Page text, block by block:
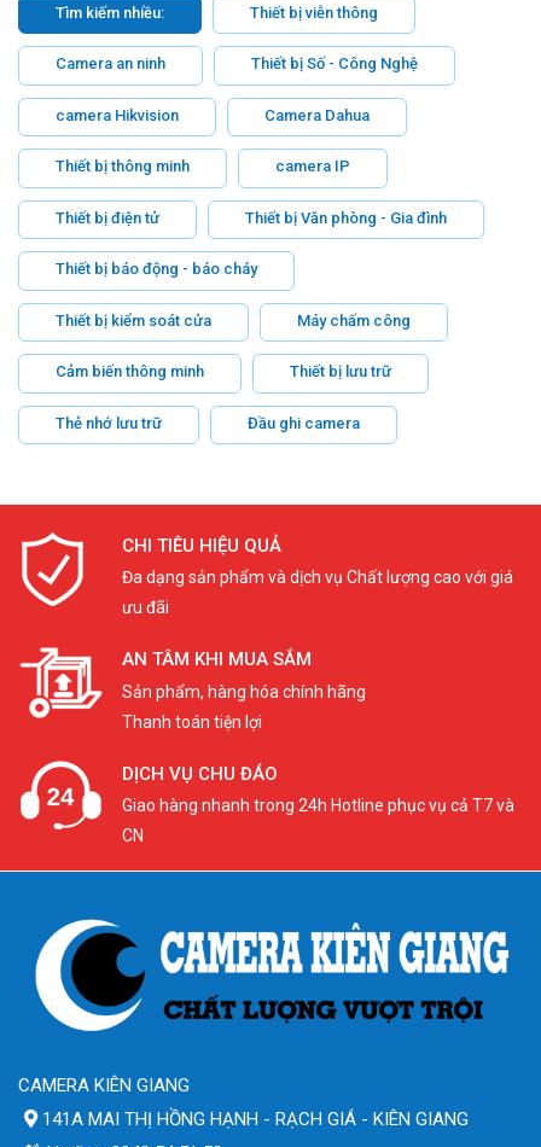
Tìm kiếm nhiều: Thiết bị viễn thông
Camera an ninh Thiết bị Số - Công Nghệ
camera Hikvision Camera Dahua
Thiết bị thông minh camera IP
Thiết bị điện tử Thiết bị Văn phòng - Gia đình
Thiết bị báo động - báo cháy
Thiết bị kiểm soát cửa Máy chấm công
Cảm biến thông minh Thiết bị lưu trữ
Thẻ nhớ lưu trữ Đầu ghi camera
CHI TIÊU HIỆU QUẢ
Đa dạng sản phẩm và dịch vụ Chất lượng cao với giá
ưu đãi
AN TÂM KHI MUA SẮM
Sản phẩm, hàng hóa chính hãng
Thanh toán tiện lợi
DỊCH VỤ CHU ĐÁO
Giao hàng nhanh trong 24h Hotline phục vụ cả T7 và
CN
CAMERA KIÊN GIANG
141A MAI THỊ HỒNG HẠNH - RẠCH GIÁ - KIÊN GIANG